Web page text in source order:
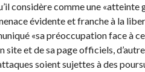
considère comme une «atteinte
évidente et franche à la
«sa préoccupation face à
et de sa page officiels,
soient sujettes à des